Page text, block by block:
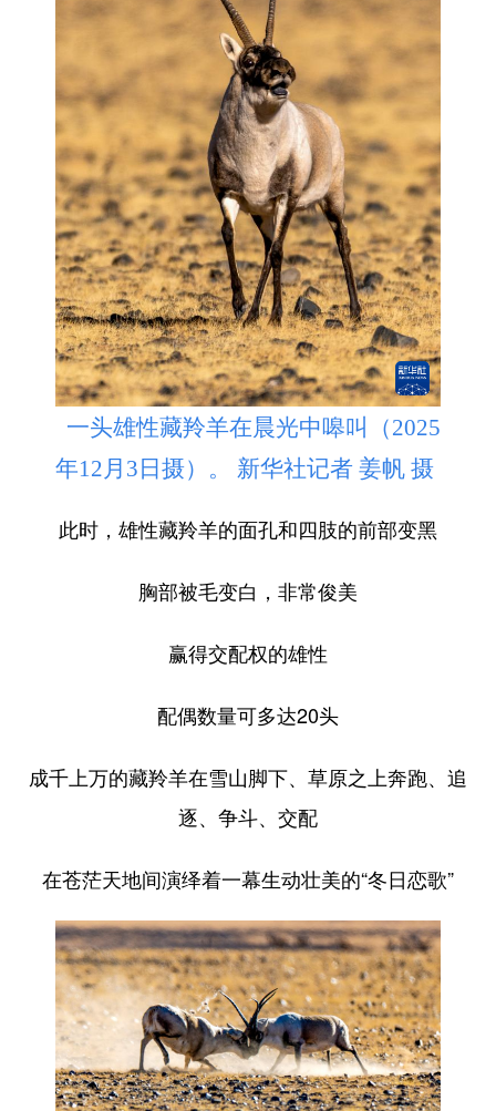
一头雄性藏羚羊在晨光中嗥叫（2025
年12月3日摄）。 新华社记者 姜帆 摄
此时，雄性藏羚羊的面孔和四肢的前部变黑
胸部被毛变白，非常俊美
赢得交配权的雄性
配偶数量可多达20头
成千上万的藏羚羊在雪山脚下、草原之上奔跑、追
逐、争斗、交配
在苍茫天地间演绎着一幕生动壮美的“冬日恋歌”